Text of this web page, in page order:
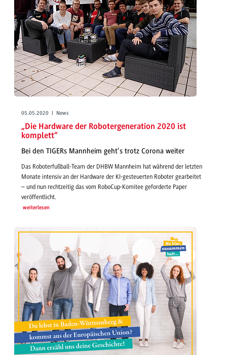
05.05.2020 | News
„Die Hardware der Robotergeneration 2020 ist
komplett“
Bei den TIGERs Mannheim geht’s trotz Corona weiter
Das Roboterfußball-Team der DHBW Mannheim hat während der letzten
Monate intensiv an der Hardware der KI-gesteuerten Roboter gearbeitet
– und nun rechtzeitig das vom RoboCup-Komitee geforderte Paper
veröffentlicht.
weiterlesen